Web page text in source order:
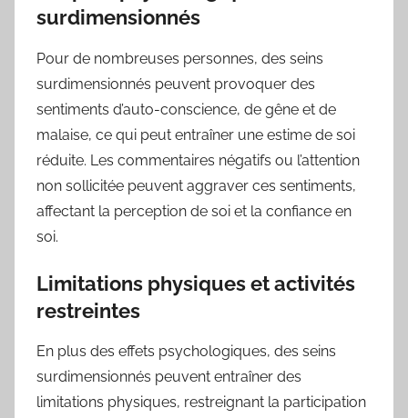
surdimensionnés
Pour de nombreuses personnes, des seins
surdimensionnés peuvent provoquer des
sentiments d’auto-conscience, de gêne et de
malaise, ce qui peut entraîner une estime de soi
réduite. Les commentaires négatifs ou l’attention
non sollicitée peuvent aggraver ces sentiments,
affectant la perception de soi et la confiance en
soi.
Limitations physiques et activités
restreintes
En plus des effets psychologiques, des seins
surdimensionnés peuvent entraîner des
limitations physiques, restreignant la participation